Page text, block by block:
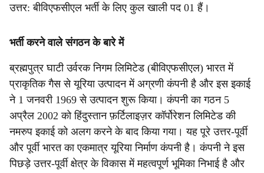
उत्तर: बीविएफसीएल भर्ती के लिए कुल खाली पद 01 हैं।
भर्ती करने वाले संगठन के बारे में
ब्रह्मपुत्र घाटी उर्वरक निगम लिमिटेड (बीविएफसीएल) भारत में
प्राकृतिक गैस से यूरिया उत्पादन में अग्रणी कंपनी है और इस इकाई
ने 1 जनवरी 1969 से उत्पादन शुरू किया। कंपनी का गठन 5
अप्रैल 2002 को हिंदुस्तान फ़र्टिलाइज़र कॉर्पोरेशन लिमिटेड की
नमरुप इकाई को अलग करने के बाद किया गया। यह पूरे उत्तर-पूर्वी
और पूर्वी भारत का एकमात्र यूरिया निर्माण कंपनी है। कंपनी ने इस
पिछड़े उत्तर-पूर्वी क्षेत्र के विकास में महत्वपूर्ण भूमिका निभाई है और